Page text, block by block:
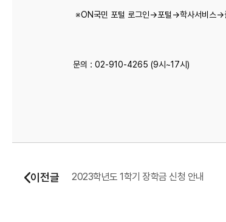
※ON국민 포털 로그인→포털→학사서비스→
문의 : 02-910-4265 (9시~17시)
이전글 2023학년도 1학기 장학금 신청 안내